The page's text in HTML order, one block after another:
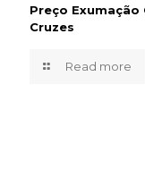
Preço
Cruzes
Read more